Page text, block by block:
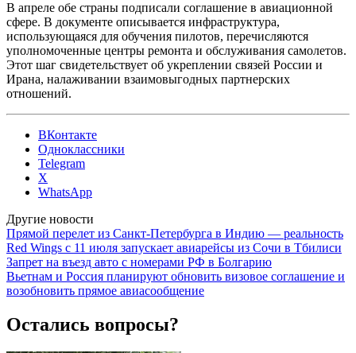
В апреле обе страны подписали соглашение в авиационной
сфере. В документе описывается инфраструктура,
использующаяся для обучения пилотов, перечисляются
уполномоченные центры ремонта и обслуживания самолетов.
Этот шаг свидетельствует об укреплении связей России и
Ирана, налаживании взаимовыгодных партнерских
отношений.
ВКонтакте
Одноклассники
Telegram
X
WhatsApp
Другие новости
Прямой перелет из Санкт-Петербурга в Индию — реальность
Red Wings с 11 июля запускает авиарейсы из Сочи в Тбилиси
Запрет на въезд авто с номерами РФ в Болгарию
Вьетнам и Россия планируют обновить визовое соглашение и
возобновить прямое авиасообщение
Остались вопросы?